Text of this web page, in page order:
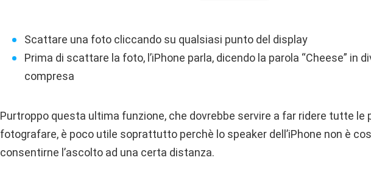
Scattare una foto cliccando su qualsiasi punto del display
Prima di scattare la foto, l’iPhone parla, dicendo la parola “Cheese” in
compresa
Purtroppo questa ultima funzione, che dovrebbe servire a far ridere tutte le
fotografare, è poco utile soprattutto perchè lo speaker dell’iPhone non è
consentirne l’ascolto ad una certa distanza.